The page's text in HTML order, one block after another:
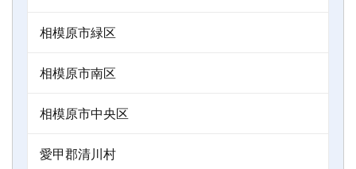
相模原市緑区
相模原市南区
相模原市中央区
愛甲郡清川村